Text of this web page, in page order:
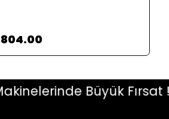
Büyük Fırsat !